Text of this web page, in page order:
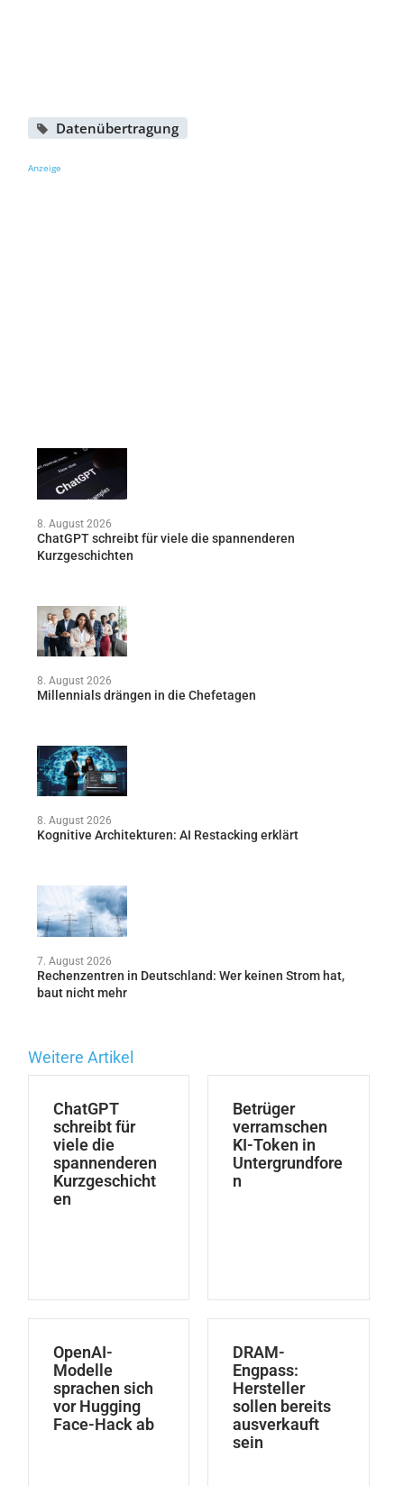
Datenübertragung
Anzeige
8. August 2026
ChatGPT schreibt für viele die spannenderen
Kurzgeschichten
8. August 2026
Millennials drängen in die Chefetagen
8. August 2026
Kognitive Architekturen: AI Restacking erklärt
7. August 2026
Rechenzentren in Deutschland: Wer keinen Strom hat,
baut nicht mehr
Weitere Artikel
ChatGPT
schreibt für
viele die
spannenderen
Kurzgeschicht
en
Betrüger
verramschen
KI-Token in
Untergrundfore
n
OpenAI-
Modelle
sprachen sich
vor Hugging
Face-Hack ab
DRAM-
Engpass:
Hersteller
sollen bereits
ausverkauft
sein